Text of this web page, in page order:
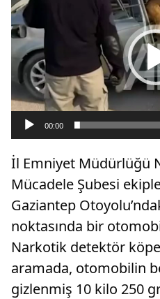
oynatıcı
00:00
İl Emniyet Müdürlüğü
Mücadele Şubesi
Gaziantep
noktasında bir
Narkotik detektör
aramada, otomobilin
gizlenmiş 10 kilo 250